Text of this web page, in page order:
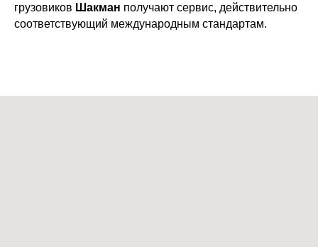
грузовиков Шакман получают сервис, действительно
соответствующий международным стандартам.